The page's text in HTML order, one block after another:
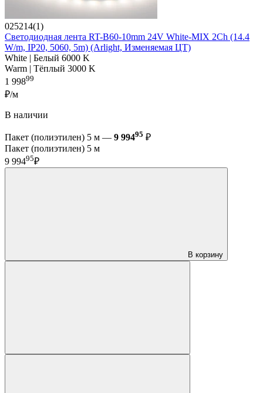
025214(1)
Светодиодная лента RT-B60-10mm 24V White-MIX 2Ch (14.4
W/m, IP20, 5060, 5m) (Arlight, Изменяемая ЦТ)
White | Белый 6000 K
Warm | Тёплый 3000 K
1 99899
₽/м
В наличии
Пакет (полиэтилен) 5 м — 9 99495 ₽
Пакет (полиэтилен) 5 м
9 99495₽
В корзину